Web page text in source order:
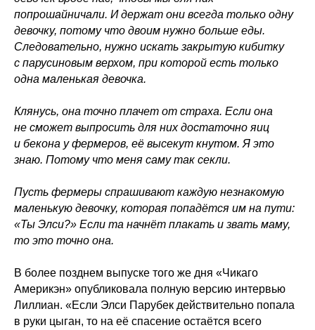
попрошайничали. И держат они всегда только одну
девочку, потому что двоим нужно больше еды.
Следовательно, нужно искать закрытую кибитку
с парусиновым верхом, при которой есть только
одна маленькая девочка.
Клянусь, она точно плачет от страха. Если она
не сможет выпросить для них достаточно яиц
и бекона у фермеров, её высекут кнутом. Я это
знаю. Потому что меня саму так секли.
Пусть фермеры спрашивают каждую незнакомую
маленькую девочку, которая попадётся им на пути:
«Ты Элси?» Если та начнёт плакать и звать маму,
то это точно она.
В более позднем выпуске того же дня «Чикаго
Америкэн» опубликовала полную версию интервью
Лиллиан. «Если Элси Парубек действительно попала
в руки цыган, то на её спасение остаётся всего